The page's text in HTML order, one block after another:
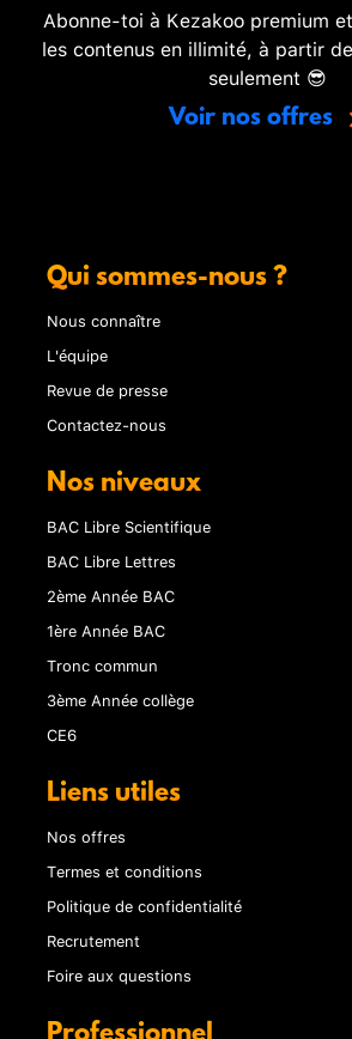
Abonne-toi à Kezakoo premium
les contenus en illimité, à partir de
seulement 😎
Voir nos offres
Qui sommes-nous ?
Nous connaître
L'équipe
Revue de presse
Contactez-nous
Nos niveaux
BAC Libre Scientifique
BAC Libre Lettres
2ème Année BAC
1ère Année BAC
Tronc commun
3ème Année collège
CE6
Liens utiles
Nos offres
Termes et conditions
Politique de confidentialité
Recrutement
Foire aux questions